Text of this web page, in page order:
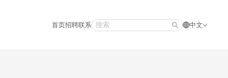
首页招聘联系 中文